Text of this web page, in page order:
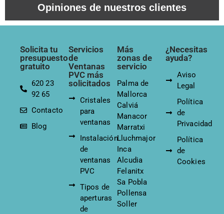
Opiniones de nuestros clientes
Solicita tu
presupuesto
gratuito
620 23
92 65
Contacto
Blog
Servicios
de
Ventanas
PVC más
solicitados
Cristales
para
ventanas
Instalación
de
ventanas
PVC
Tipos de
aperturas
de
Más
zonas de
servicio
Palma de
Mallorca
Calviá
Manacor
Marratxi
Lluchmajor
Inca
Alcudia
Felanitx
Sa Pobla
Pollensa
Soller
¿Necesitas
ayuda?
Aviso
Legal
Política
de
Privacidad
Política
de
Cookies